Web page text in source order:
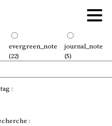
evergreen_note
(22)
journal_note
(5)
:
: